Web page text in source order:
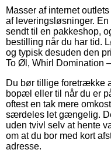
Masser af internet
af leveringsløsninger. En
sendt til en pakkeshop,
bestilling når du har tid.
og typisk desuden den
To Øl, Whirl Domination
Du bør tillige foretrække
bopæl eller til når du er
oftest en tak mere
særdeles let gængelig.
uden tvivl selv at hente
om at du bor med kort
adresse.